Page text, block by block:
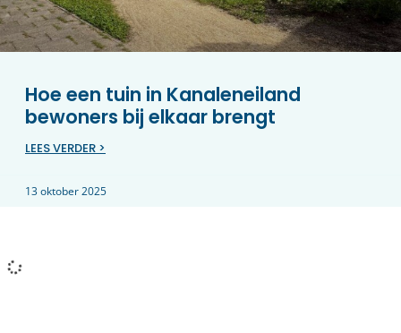
Hoe een tuin in Kanaleneiland
bewoners bij elkaar brengt
LEES VERDER >
13 oktober 2025